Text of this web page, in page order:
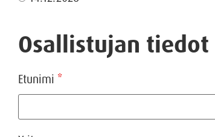
Osallistujan tiedot
Etunimi *